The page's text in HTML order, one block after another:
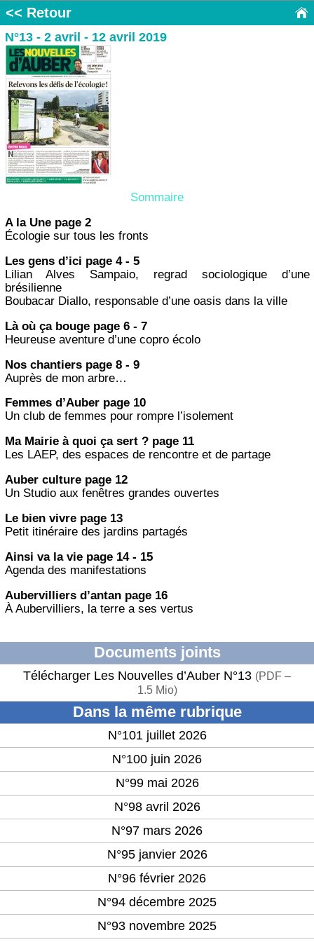
<< Retour
N°13 - 2 avril - 12 avril 2019
Sommaire
A la Une page 2
Écologie sur tous les fronts
Les gens d’ici page 4 - 5
Lilian Alves Sampaio, regrad sociologique d’une
brésilienne
Boubacar Diallo, responsable d’une oasis dans la ville
Là où ça bouge page 6 - 7
Heureuse aventure d’une copro écolo
Nos chantiers page 8 - 9
Auprès de mon arbre…
Femmes d’Auber page 10
Un club de femmes pour rompre l’isolement
Ma Mairie à quoi ça sert ? page 11
Les LAEP, des espaces de rencontre et de partage
Auber culture page 12
Un Studio aux fenêtres grandes ouvertes
Le bien vivre page 13
Petit itinéraire des jardins partagés
Ainsi va la vie page 14 - 15
Agenda des manifestations
Aubervilliers d’antan page 16
À Aubervilliers, la terre a ses vertus
Documents joints
Télécharger Les Nouvelles d’Auber N°13 (PDF –
1.5 Mio)
Dans la même rubrique
N°101 juillet 2026
N°100 juin 2026
N°99 mai 2026
N°98 avril 2026
N°97 mars 2026
N°95 janvier 2026
N°96 février 2026
N°94 décembre 2025
N°93 novembre 2025